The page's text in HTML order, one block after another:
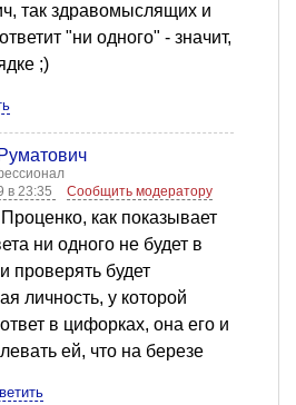
так здравомыслящих и
"ни одного" - значит,
;)
в 23:35
Сообщить модератору
как показывает
ни одного не будет в
проверять будет
личность, у которой
в цифорках, она его и
ей, что на березе